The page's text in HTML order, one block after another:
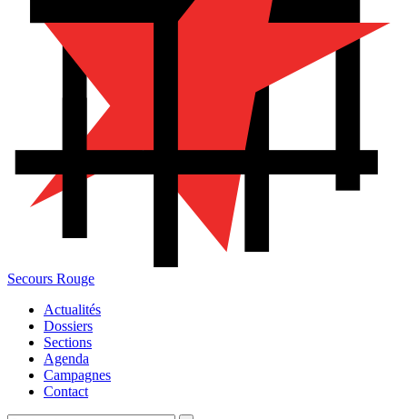
Secours Rouge
Actualités
Dossiers
Sections
Agenda
Campagnes
Contact